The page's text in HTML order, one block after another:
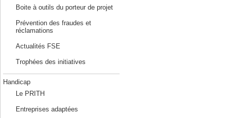
Boite à outils du porteur de projet
Prévention des fraudes et
réclamations
Actualités FSE
Trophées des initiatives
Handicap
Le PRITH
Entreprises adaptées